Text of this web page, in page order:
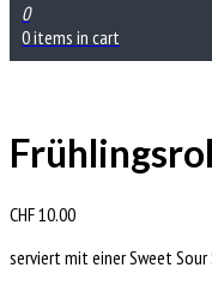
0
0 items in cart
CHF10.00
serviert mit einer Sweet Sour